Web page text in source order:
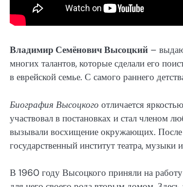
Владимир Семёнович Высоцкий –
многих талантов, которые сделали его
в еврейской семье. С самого раннего
Биография Высоцкого отличается
участвовал в постановках и стал членом
вызывали восхищение окружающих.
государственный институт театра, музыки
В 1960 году Высоцкого приняли на